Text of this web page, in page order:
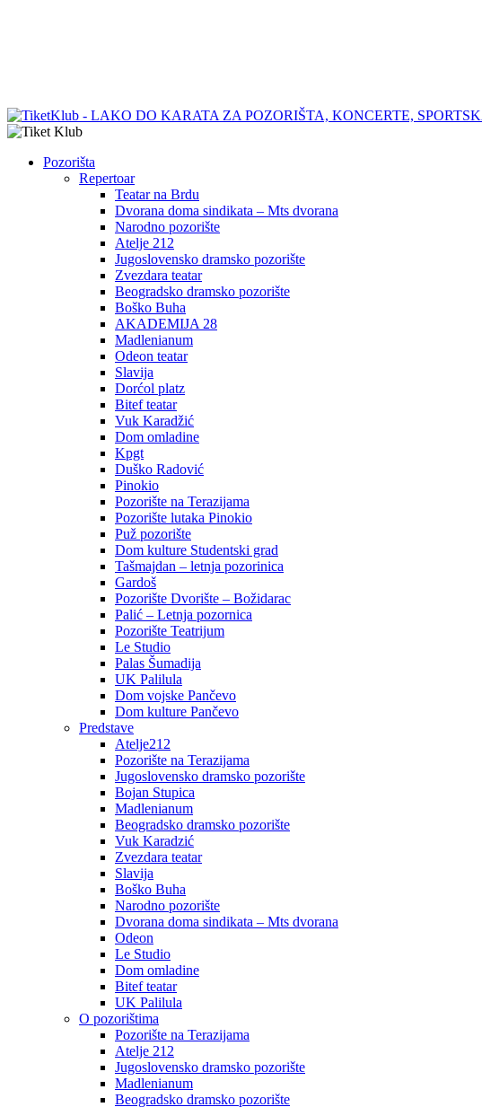
Pozorišta
Repertoar
Teatar na Brdu
Dvorana doma sindikata – Mts dvorana
Narodno pozorište
Atelje 212
Jugoslovensko dramsko pozorište
Zvezdara teatar
Beogradsko dramsko pozorište
Boško Buha
AKADEMIJA 28
Madlenianum
Odeon teatar
Slavija
Dorćol platz
Bitef teatar
Vuk Karadžić
Dom omladine
Kpgt
Duško Radović
Pinokio
Pozorište na Terazijama
Pozorište lutaka Pinokio
Puž pozorište
Dom kulture Studentski grad
Tašmajdan – letnja pozorinica
Gardoš
Pozorište Dvorište – Božidarac
Palić – Letnja pozornica
Pozorište Teatrijum
Le Studio
Palas Šumadija
UK Palilula
Dom vojske Pančevo
Dom kulture Pančevo
Predstave
Atelje212
Pozorište na Terazijama
Jugoslovensko dramsko pozorište
Bojan Stupica
Madlenianum
Beogradsko dramsko pozorište
Vuk Karadzić
Zvezdara teatar
Slavija
Boško Buha
Narodno pozorište
Dvorana doma sindikata – Mts dvorana
Odeon
Le Studio
Dom omladine
Bitef teatar
UK Palilula
O pozorištima
Pozorište na Terazijama
Atelje 212
Jugoslovensko dramsko pozorište
Madlenianum
Beogradsko dramsko pozorište